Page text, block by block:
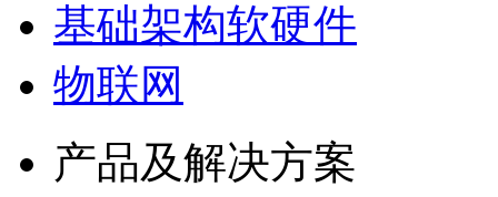
基础架构软硬件
物联网
产品及解决方案